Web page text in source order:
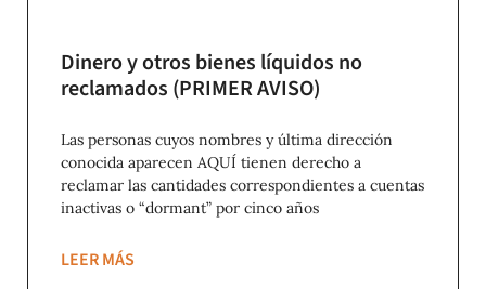
Dinero y otros bienes líquidos no
reclamados (PRIMER AVISO)
Las personas cuyos nombres y última dirección
conocida aparecen AQUÍ tienen derecho a
reclamar las cantidades correspondientes a cuentas
inactivas o “dormant” por cinco años
LEER MÁS